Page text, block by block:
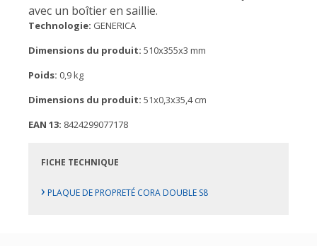
avec un boîtier en saillie.
Technologie: GENERICA
Dimensions du produit: 510x355x3 mm
Poids: 0,9 kg
Dimensions du produit: 51x0,3x35,4 cm
EAN 13: 8424299077178
FICHE TECHNIQUE
› PLAQUE DE PROPRETÉ CORA DOUBLE S8